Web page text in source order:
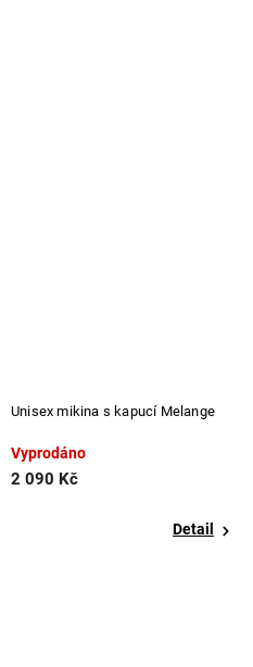
Unisex mikina s kapucí Melange
Vyprodáno
2 090 Kč
Detail